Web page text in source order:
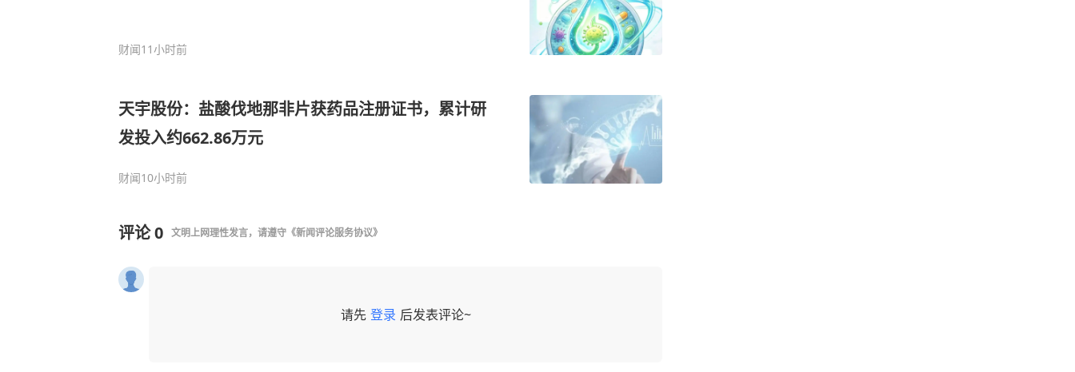
财闻11小时前
天宇股份：盐酸伐地那非片获药品注册证书，累计研
发投入约662.86万元
财闻10小时前
评论0 文明上网理性发言，请遵守 《新闻评论服务协议》
请先 登录 后发表评论~